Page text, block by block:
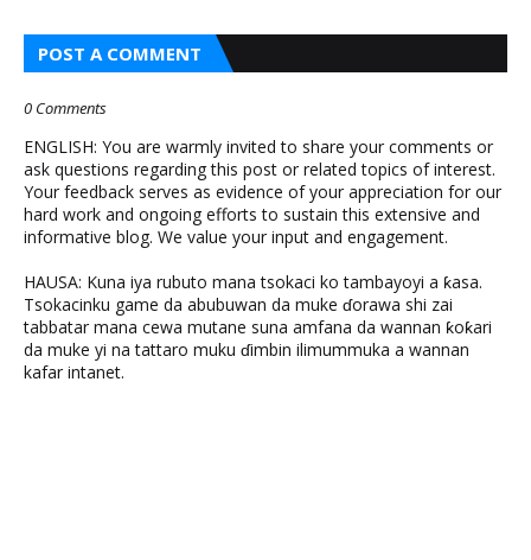
POST A COMMENT
0 Comments
ENGLISH: You are warmly invited to share your comments or
ask questions regarding this post or related topics of interest.
Your feedback serves as evidence of your appreciation for our
hard work and ongoing efforts to sustain this extensive and
informative blog. We value your input and engagement.
HAUSA: Kuna iya rubuto mana tsokaci ko tambayoyi a ƙasa.
Tsokacinku game da abubuwan da muke ɗorawa shi zai
tabbatar mana cewa mutane suna amfana da wannan ƙoƙari
da muke yi na tattaro muku ɗimbin ilimummuka a wannan
kafar intanet.